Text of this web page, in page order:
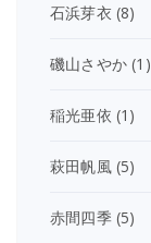
石浜芽衣 (8)
磯山さやか (1)
稲光亜依 (1)
萩田帆風(5)
赤間四季(5)